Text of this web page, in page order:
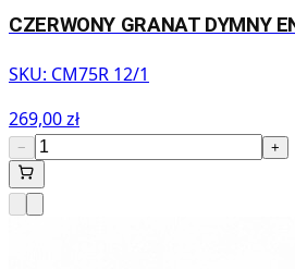
CZERWONY GRANAT DYMNY
SKU: CM75R 12/1
269,00 zł
− +